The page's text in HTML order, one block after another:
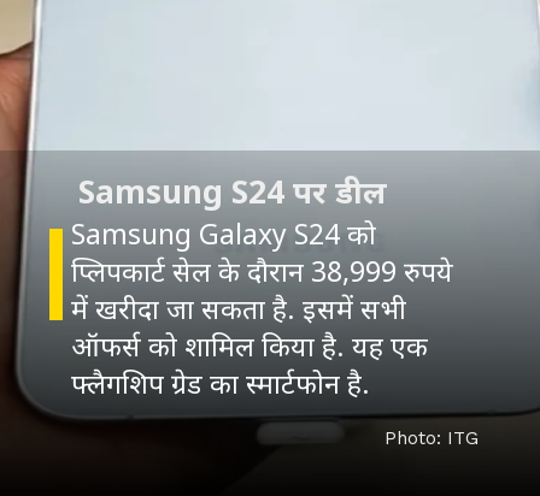
Samsung Galaxy S24 को
प्लिपकार्ट सेल के दौरान 38,999 रुपये
में खरीदा जा सकता है. इसमें सभी
ऑफर्स को शामिल किया है. यह एक
फ्लैगशिप ग्रेड का स्मार्टफोन है.
Photo: ITG